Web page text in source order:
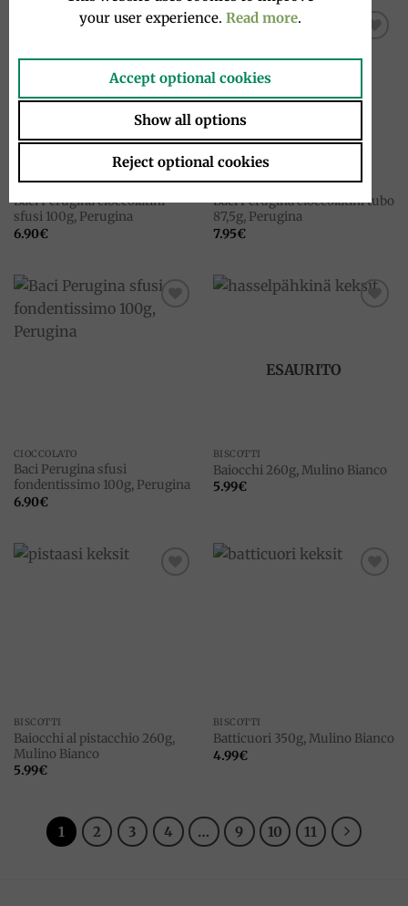
ESAURITO
CIOCCOLATO
Baci Perugina cioccolatini
sfusi 100g, Perugina
6.90€
ESAURITO
CIOCCOLATO
Baci Perugina cioccolatini tubo
87,5g, Perugina
7.95€
Add to
CIOCCOLATO
Baci Perugina sfusi
fondentissimo 100g, Perugina
6.90€
ESAURITO
BISCOTTI
Baiocchi 260g, Mulino Bianco
5.99€
BISCOTTI
Baiocchi al pistacchio 260g,
Mulino Bianco
5.99€
BISCOTTI
Batticuori 350g, Mulino Bianco
4.99€
1 2 3 4 … 9 10 11
your user experience. Read more.
Accept optional cookies
Show all options
Reject optional cookies